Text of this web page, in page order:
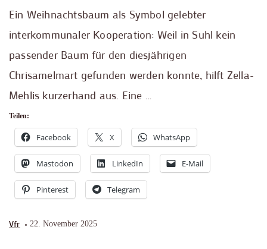
Ein Weihnachtsbaum als Symbol gelebter
interkommunaler Kooperation: Weil in Suhl kein
passender Baum für den diesjährigen
Chrisamelmart gefunden werden konnte, hilft Zella-
Mehlis kurzerhand aus. Eine …
Teilen:
Facebook X WhatsApp
Mastodon LinkedIn E-Mail
Pinterest Telegram
Vfr 22. November 2025